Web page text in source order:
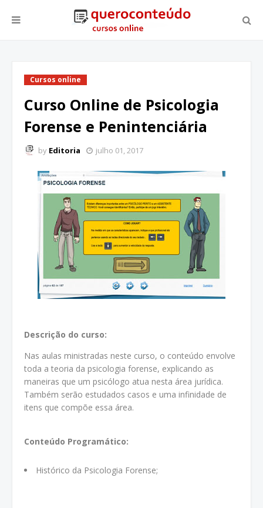
Cursos online
Curso Online de Psicologia
Forense e Penintenciária
by Editoria julho 01, 2017
Descrição do curso:
Nas aulas ministradas neste curso, o conteúdo envolve
toda a teoria da psicologia forense, explicando as
maneiras que um psicólogo atua nesta área jurídica.
Também serão estudados casos e uma infinidade de
itens que compõe essa área.
Conteúdo Programático:
Histórico da Psicologia Forense;